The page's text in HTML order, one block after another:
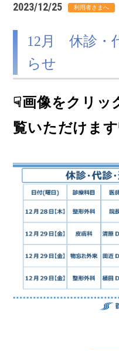
2023/12/25
12月 休診・
らせ
☟画像をクリッ
覧いただけま